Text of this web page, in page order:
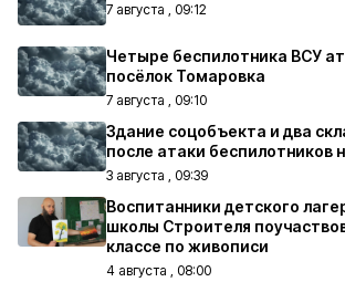
7 августа , 09:12
Четыре беспилотника ВСУ
посёлок Томаровка
7 августа , 09:10
Здание соцобъекта и два
после атаки беспилотников
3 августа , 09:39
Воспитанники детского
школы Строителя
классе по живописи
4 августа , 08:00